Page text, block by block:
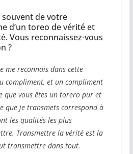
souvent de votre
d’un toreo de vérité et
Vous reconnaissez-vous
?
me reconnais dans cette
compliment, et un compliment
que vous êtes un torero pur et
que je transmets correspond à
les qualités les plus
Transmettre la vérité est la
transmettre dans tout.